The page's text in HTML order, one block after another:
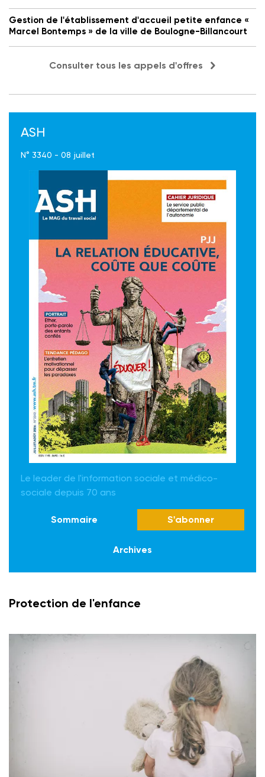
Gestion de l'établissement d'accueil petite enfance «
Marcel Bontemps » de la ville de Boulogne-Billancourt
Consulter tous les appels d'offres
ASH
N° 3340 - 08 juillet
Le leader de l'information sociale et médico-
sociale depuis 70 ans
Sommaire S'abonner
Archives
Protection de l'enfance